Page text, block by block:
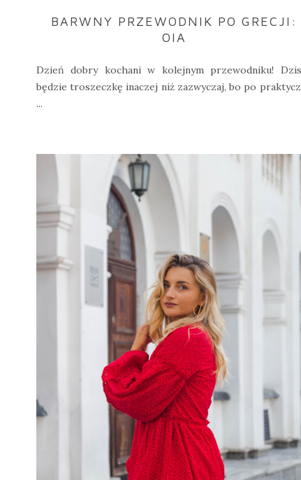
BARWNY PRZEWODNIK PO GRECJI:
OIA
Dzień dobry kochani w kolejnym przewodniku!
będzie troszeczkę inaczej niż zazwyczaj, bo po
...